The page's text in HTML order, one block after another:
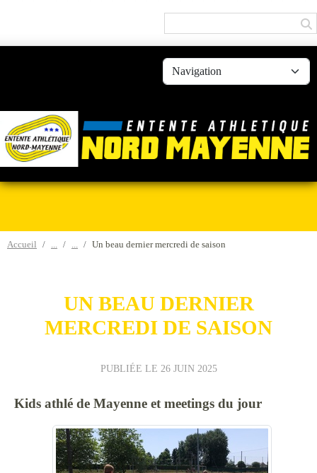
Accueil Un beau dernier mercredi de saison
UN BEAU DERNIER
MERCREDI DE SAISON
PUBLIÉE LE 26 JUIN 2025
Kids athlé de Mayenne et meetings du jour